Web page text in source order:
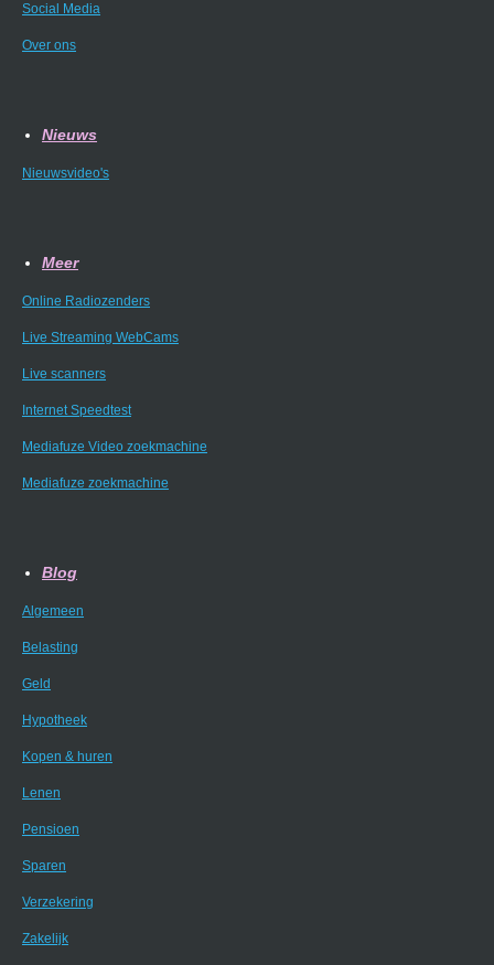
Social Media
Over ons
Nieuws
Nieuwsvideo's
Meer
Online Radiozenders
Live Streaming WebCams
Live scanners
Internet Speedtest
Mediafuze Video zoekmachine
Mediafuze zoekmachine
Blog
Algemeen
Belasting
Geld
Hypotheek
Kopen & huren
Lenen
Pensioen
Sparen
Verzekering
Zakelijk